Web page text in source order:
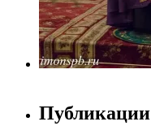
Публикации